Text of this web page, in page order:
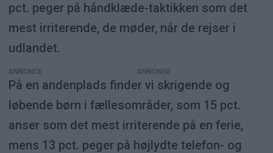
pct. peger på håndklæde-taktikken som det
mest irriterende, de møder, når de rejser i
udlandet.
ANNONCE
På en andenplads finder vi skrigende og
løbende børn i fællesområder, som 15 pct.
anser som det mest irriterende på en ferie,
mens 13 pct. peger på højlydte telefon- og